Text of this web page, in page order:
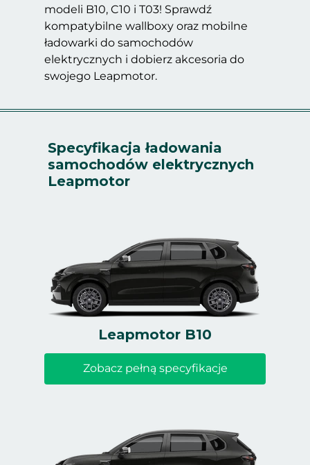
Leapmotor B10
Zobacz pełną specyfikacje
Specyfikacja ładowania
samochodów elektrycznych
Leapmotor
modeli B10, C10 i T03! Sprawdź
kompatybilne wallboxy oraz mobilne
ładowarki do samochodów
elektrycznych i dobierz akcesoria do
swojego Leapmotor.